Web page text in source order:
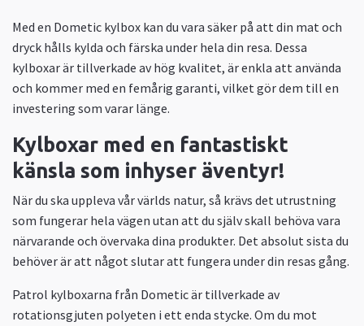
Med en Dometic kylbox kan du vara säker på att din mat och
dryck hålls kylda och färska under hela din resa. Dessa
kylboxar är tillverkade av hög kvalitet, är enkla att använda
och kommer med en femårig garanti, vilket gör dem till en
investering som varar länge.
Kylboxar med en fantastiskt
känsla som inhyser äventyr!
När du ska uppleva vår världs natur, så krävs det utrustning
som fungerar hela vägen utan att du själv skall behöva vara
närvarande och övervaka dina produkter. Det absolut sista du
behöver är att något slutar att fungera under din resas gång.
Patrol kylboxarna från Dometic är tillverkade av
rotationsgjuten polyeten i ett enda stycke. Om du mot